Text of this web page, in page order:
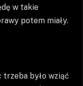
w takie
potem miały.
trzeba było wziąć